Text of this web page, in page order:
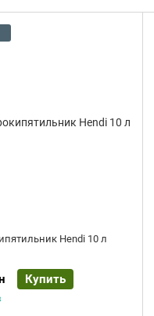
Hendi 10 л
Купить